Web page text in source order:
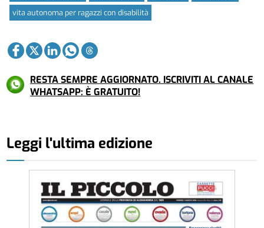
vita autonoma per ragazzi con disabilità
RESTA SEMPRE AGGIORNATO. ISCRIVITI AL CANALE
WHATSAPP: È GRATUITO!
Leggi l'ultima edizione